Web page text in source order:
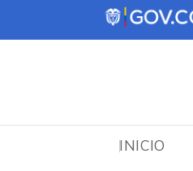
INICIO